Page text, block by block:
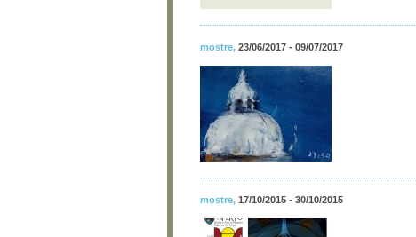
mostre, 23/06/2017 - 09/07/2017
mostre, 17/10/2015 - 30/10/2015